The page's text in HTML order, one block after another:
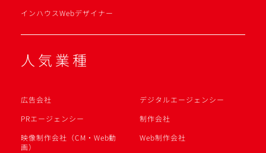
インハウスWebデザイナー
人気業種
広告会社
デジタルエージェンシー
PRエージェンシー
制作会社
映像制作会社（CM・Web動
画）
Web制作会社